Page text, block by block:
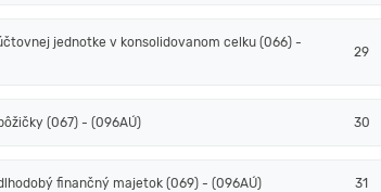
jednotke v konsolidovanom celku (066) -
29
(067) - (096AÚ) 30
finančný majetok (069) - (096AÚ) 31